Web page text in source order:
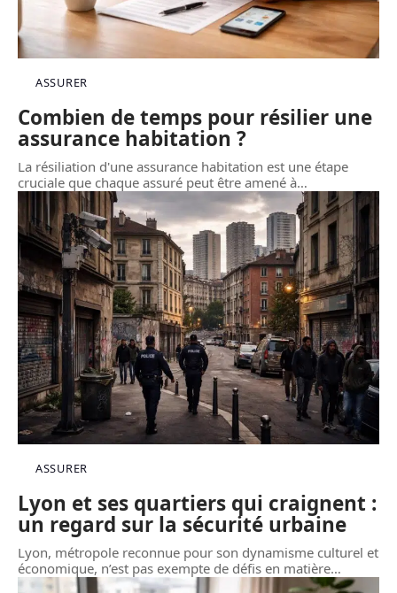
ASSURER
Combien de temps pour résilier une
assurance habitation ?
La résiliation d'une assurance habitation est une étape
cruciale que chaque assuré peut être amené à…
ASSURER
Lyon et ses quartiers qui craignent :
un regard sur la sécurité urbaine
Lyon, métropole reconnue pour son dynamisme culturel et
économique, n’est pas exempte de défis en matière…